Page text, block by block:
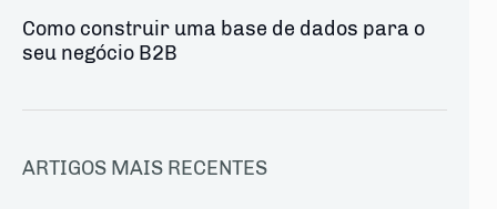
Como construir uma base de dados para o
seu negócio B2B
ARTIGOS MAIS RECENTES